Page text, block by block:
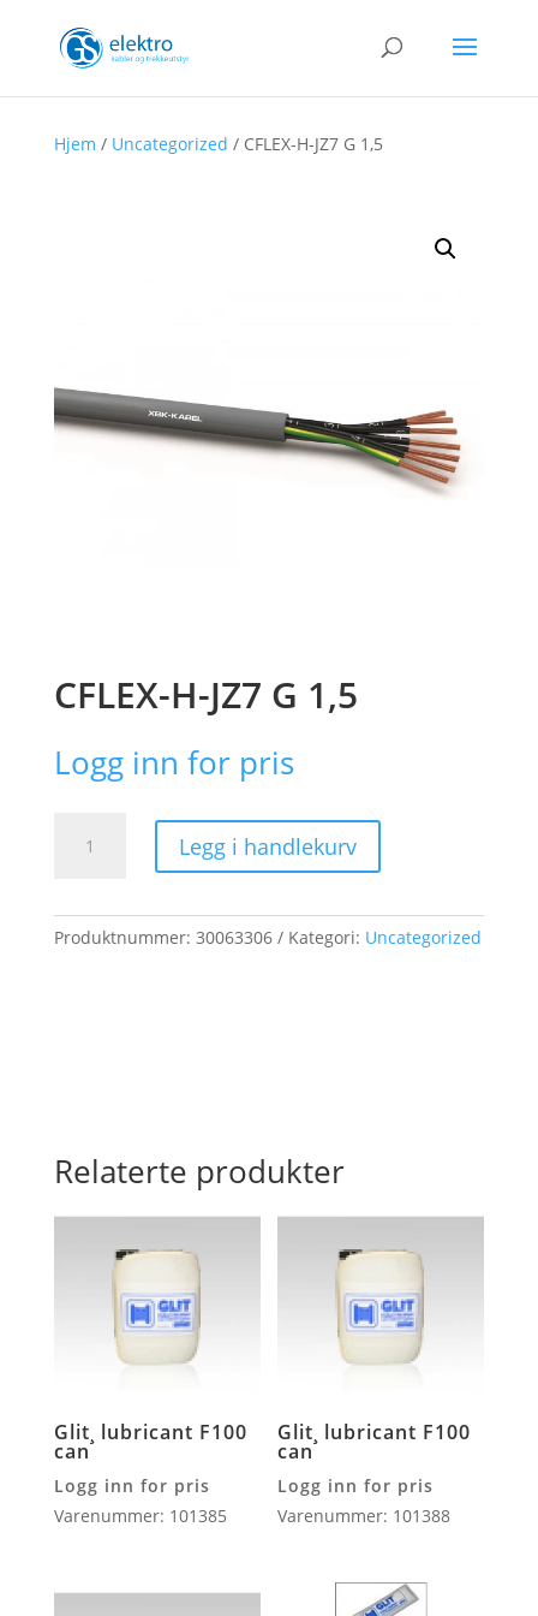
Hjem / Uncategorized / CFLEX-H-JZ7 G 1,5
CFLEX-H-JZ7 G 1,5
Logg inn for pris
1,5
Legg i handlekurv
Produktnummer: 30063306 Kategori: Uncategorized
Relaterte produkter
Glit¸ lubricant F100
can
Logg inn for pris
Varenummer: 101385
Glit¸ lubricant F100
can
Logg inn for pris
Varenummer: 101388